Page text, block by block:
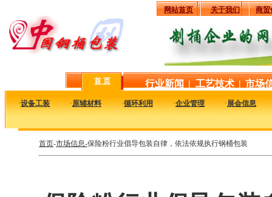
网站首页 关于我们 商贸
首 页 行业新闻 | 工艺技术 | 市场
·设备工装 ·原辅材料 ·循环利用 ·企业管理 ·展会信息
首页-市场信息-保险粉行业倡导包装自律，依法依规执行钢桶包装